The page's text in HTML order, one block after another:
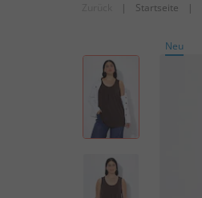
| Startseite |
Neu